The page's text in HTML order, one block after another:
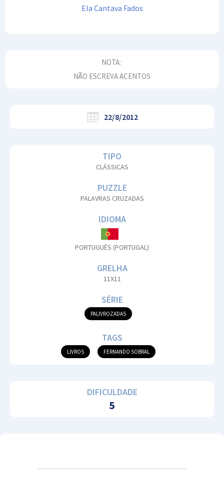
Ela Cantava Fados
NOTA:
NÃO ESCREVA ACENTOS
22/8/2012
TIPO
CLÁSSICAS
PUZZLE
PALAVRAS CRUZADAS
IDIOMA
PORTUGUÊS (PORTUGAL)
GRELHA
11X11
SÉRIE
PALIVROZADAS
TAGS
LIVROS FERNANDO SOBRAL
DIFICULDADE
5